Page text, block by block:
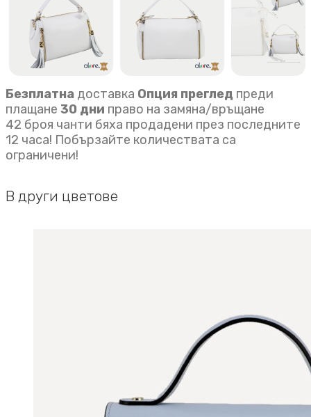
Безплатна доставка Опция преглед преди
плащане 30 дни право на замяна/връщане
42 броя чанти бяха продадени през последните
12 часа! Побързайте количествата са
ограничени!
В други цветове